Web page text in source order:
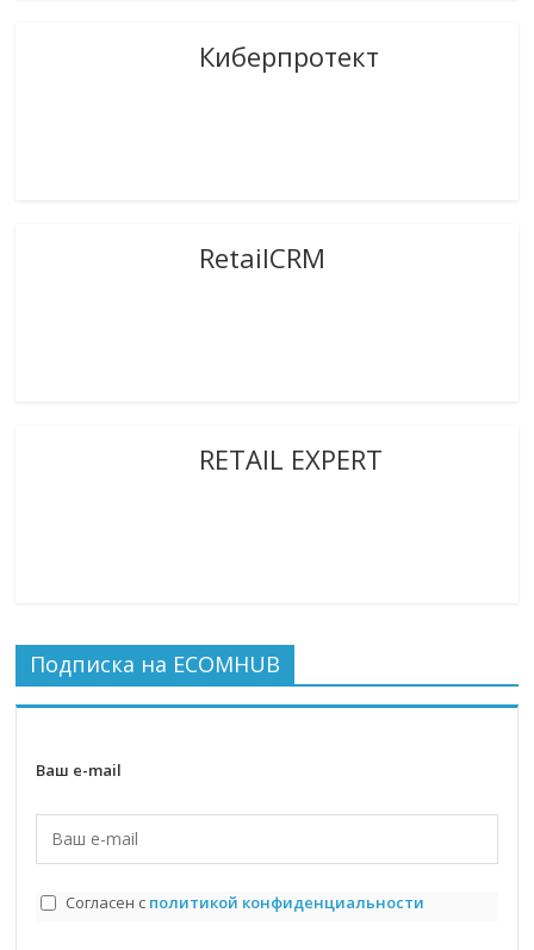
Киберпротект
RetailCRM
RETAIL EXPERT
Подписка на ECOMHUB
Ваш e-mail
Согласен с политикой конфиденциальности